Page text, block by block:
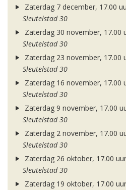
Zaterdag 7 december, 17.00
Sleutelstad 30
Zaterdag 30 november, 17.00
Sleutelstad 30
Zaterdag 23 november, 17.00
Sleutelstad 30
Zaterdag 16 november, 17.00
Sleutelstad 30
Zaterdag 9 november, 17.00
Sleutelstad 30
Zaterdag 2 november, 17.00
Sleutelstad 30
Zaterdag 26 oktober, 17.00 uur
Sleutelstad 30
Zaterdag 19 oktober, 17.00 uur